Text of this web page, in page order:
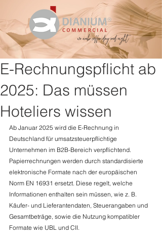
E-Rechnungspflicht ab
2025: Das müssen
Hoteliers wissen
Ab Januar 2025 wird die E-Rechnung in
Deutschland für umsatzsteuerpflichtige
Unternehmen im B2B-Bereich verpflichtend.
Papierrechnungen werden durch standardisierte
elektronische Formate nach der europäischen
Norm EN 16931 ersetzt. Diese regelt, welche
Informationen enthalten sein müssen, wie z. B.
Käufer- und Lieferantendaten, Steuerangaben und
Gesamtbeträge, sowie die Nutzung kompatibler
Formate wie UBL und CII.